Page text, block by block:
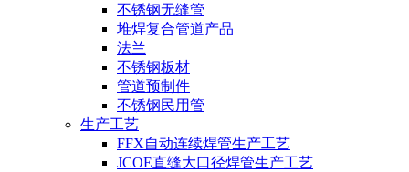
不锈钢无缝管
堆焊复合管道产品
法兰
不锈钢板材
管道预制件
不锈钢民用管
生产工艺
FFX自动连续焊管生产工艺
JCOE直缝大口径焊管生产工艺